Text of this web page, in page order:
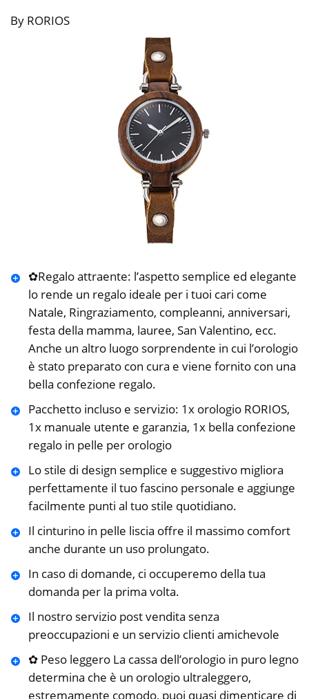
By RORIOS
✿Regalo attraente: l’aspetto semplice ed elegante
lo rende un regalo ideale per i tuoi cari come
Natale, Ringraziamento, compleanni, anniversari,
festa della mamma, lauree, San Valentino, ecc.
Anche un altro luogo sorprendente in cui l’orologio
è stato preparato con cura e viene fornito con una
bella confezione regalo.
Pacchetto incluso e servizio: 1x orologio RORIOS,
1x manuale utente e garanzia, 1x bella confezione
regalo in pelle per orologio
Lo stile di design semplice e suggestivo migliora
perfettamente il tuo fascino personale e aggiunge
facilmente punti al tuo stile quotidiano.
Il cinturino in pelle liscia offre il massimo comfort
anche durante un uso prolungato.
In caso di domande, ci occuperemo della tua
domanda per la prima volta.
Il nostro servizio post vendita senza
preoccupazioni e un servizio clienti amichevole
✿ Peso leggero La cassa dell’orologio in puro legno
determina che è un orologio ultraleggero,
estremamente comodo, puoi quasi dimenticare di